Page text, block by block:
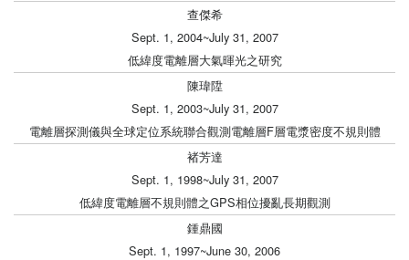
查傑希
Sept. 1, 2004~July 31, 2007
低緯度電離層大氣暉光之研究
陳瑋陞
Sept. 1, 2003~July 31, 2007
電離層探測儀與全球定位系統聯合觀測電離層F層電漿密度不規則體
褚芳達
Sept. 1, 1998~July 31, 2007
低緯度電離層不規則體之GPS相位擾亂長期觀測
鍾鼎國
Sept. 1, 1997~June 30, 2006